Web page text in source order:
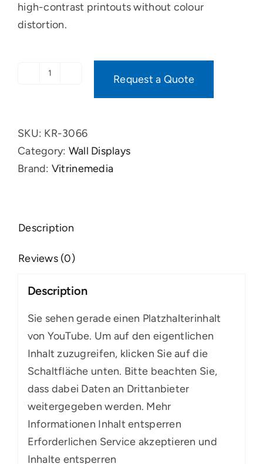
high-contrast printouts without colour
distortion.
speciality
laser
quantity
Request a Quote
SKU: KR-3066
Category: Wall Displays
Brand: Vitrinemedia
Description
Reviews (0)
Description
Sie sehen gerade einen Platzhalterinhalt
von YouTube. Um auf den eigentlichen
Inhalt zuzugreifen, klicken Sie auf die
Schaltfläche unten. Bitte beachten Sie,
dass dabei Daten an Drittanbieter
weitergegeben werden. Mehr
Informationen Inhalt entsperren
Erforderlichen Service akzeptieren und
Inhalte entsperren